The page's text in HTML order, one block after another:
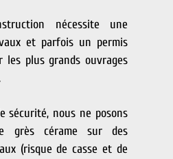
nécessite une
et parfois un permis
les plus grands ouvrages
sécurité, nous ne posons
grès cérame sur des
(risque de casse et de